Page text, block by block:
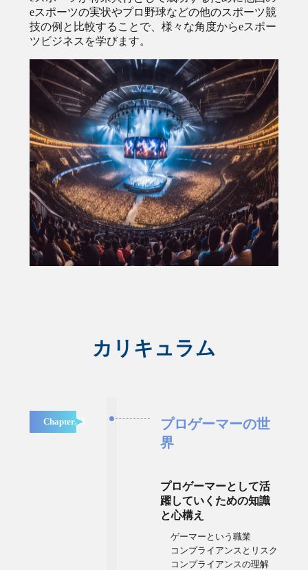
eスポーツの実状やプロ野球などの他のスポーツ競
技の例と比較することで、様々な角度からeスポー
ツビジネスを学びます。
カリキュラム
Chapter.01
プロゲーマーの世
界
プロゲーマーとして活
躍していくための知識
と心構え
ゲーマーという職業
コンプライアンスとリスク
コンプライアンスの理解